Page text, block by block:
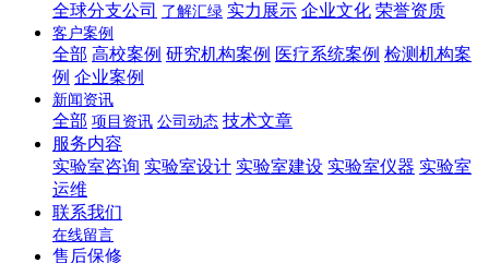
全球分支公司 了解汇绿 实力展示 企业文化 荣誉资质
客户案例
全部 高校案例 研究机构案例 医疗系统案例 检测机构案
例 企业案例
新闻资讯
全部 项目资讯 公司动态 技术文章
服务内容
实验室咨询 实验室设计 实验室建设 实验室仪器 实验室
运维
联系我们
在线留言
售后保修